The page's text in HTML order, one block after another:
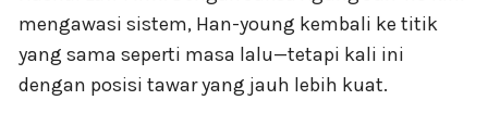
mengawasi sistem, Han-young kembali ke titik
yang sama seperti masa lalu—tetapi kali ini
dengan posisi tawar yang jauh lebih kuat.